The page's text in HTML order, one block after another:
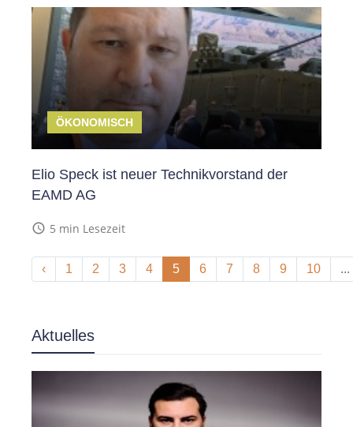
ÖKONOMISCH
Elio Speck ist neuer Technikvorstand der
EAMD AG
access_time 5 min Lesezeit
‹ 1 2 3 4 5 6 7 8 9 10 ...
Aktuelles